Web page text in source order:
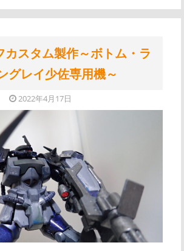
カスタム製作～ボトム・ラ
グレイ少佐専用機～
2022年4月17日